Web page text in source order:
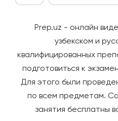
Prep.uz - онлайн
узбекском и
квалифицированных
подготовиться к
Для этого были
по всем предметам.
занятия бесплатны